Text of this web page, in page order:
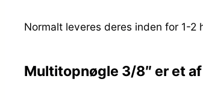
Normalt leveres deres inden for 1-2
Multitopnøgle 3/8″ er et